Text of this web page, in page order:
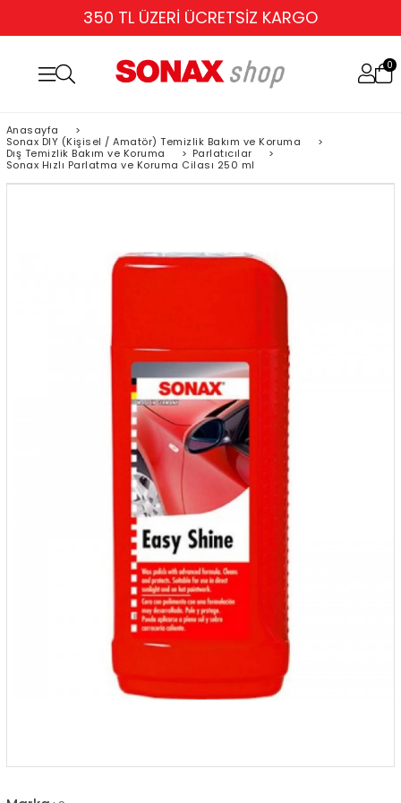
350 TL ÜZERİ ÜCRETSİZ KARGO
0
Anasayfa
>
Sonax DIY (Kişisel / Amatör) Temizlik Bakım ve Koruma
>
Dış Temizlik Bakım ve Koruma
> Parlatıcılar
>
Sonax Hızlı Parlatma ve Koruma Cilası 250 ml